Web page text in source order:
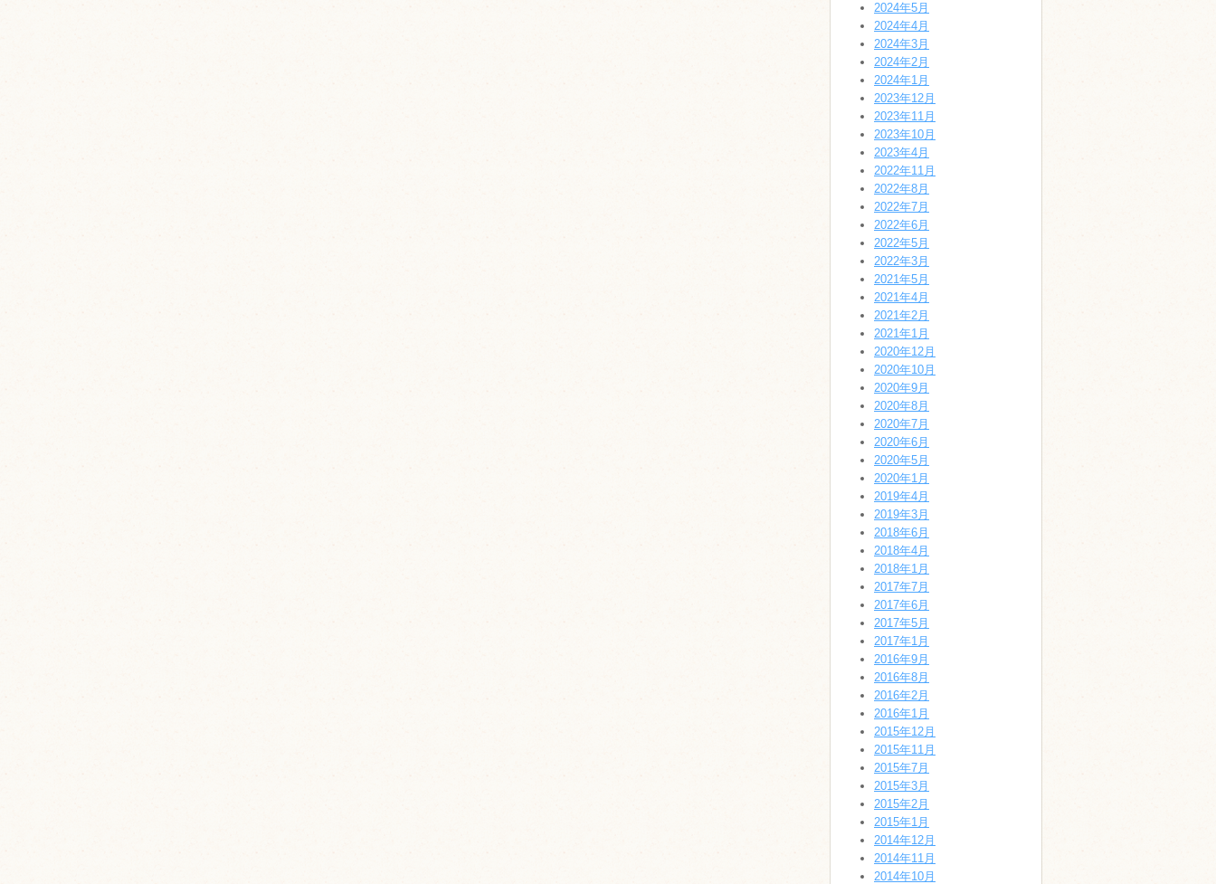
2024年5月
2024年4月
2024年3月
2024年2月
2024年1月
2023年12月
2023年11月
2023年10月
2023年4月
2022年11月
2022年8月
2022年7月
2022年6月
2022年5月
2022年3月
2021年5月
2021年4月
2021年2月
2021年1月
2020年12月
2020年10月
2020年9月
2020年8月
2020年7月
2020年6月
2020年5月
2020年1月
2019年4月
2019年3月
2018年6月
2018年4月
2018年1月
2017年7月
2017年6月
2017年5月
2017年1月
2016年9月
2016年8月
2016年2月
2016年1月
2015年12月
2015年11月
2015年7月
2015年3月
2015年2月
2015年1月
2014年12月
2014年11月
2014年10月